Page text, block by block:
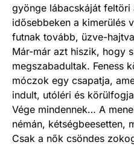
gyönge lábacskáját feltöri
idősebbeken a kimerülés
futnak tovább, üzve-
Már-már azt hiszik, hogy
megszabadultak. Feness
móczok egy csapatja,
indult, utóléri és
Vége mindennek… A
némán, kétségbeesetten,
Csak a nők csöndes